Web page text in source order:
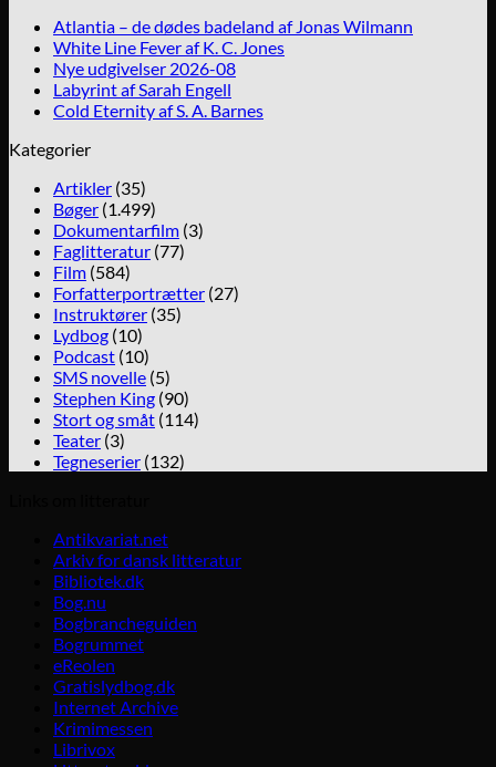
Atlantia – de dødes badeland af Jonas Wilmann
White Line Fever af K. C. Jones
Nye udgivelser 2026-08
Labyrint af Sarah Engell
Cold Eternity af S. A. Barnes
Kategorier
Artikler (35)
Bøger (1.499)
Dokumentarfilm (3)
Faglitteratur (77)
Film (584)
Forfatterportrætter (27)
Instruktører (35)
Lydbog (10)
Podcast (10)
SMS novelle (5)
Stephen King (90)
Stort og småt (114)
Teater (3)
Tegneserier (132)
Antikvariat.net
Arkiv for dansk litteratur
Bibliotek.dk
Bog.nu
Bogbrancheguiden
Bogrummet
eReolen
Gratislydbog.dk
Internet Archive
Krimimessen
Librivox